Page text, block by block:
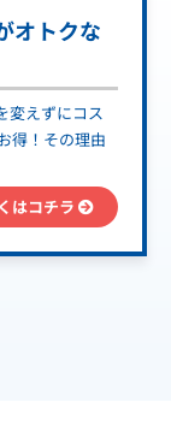
オトクな
変えずにコス
得！その理由
はコチラ